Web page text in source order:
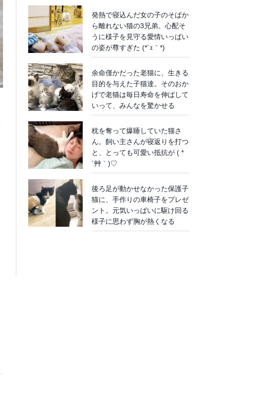
発熱で寝込んだ女の子のそばか
ら離れない猫の3兄弟。心配そ
うに様子を見守る愛情いっぱい
の姿が尊すぎた (*´ｪ｀*)
余命僅かだった老猫に、生きる
目的を与えた子猫達。そのおか
げで老猫は毎日寿命を伸ばして
いって、みんなを驚かせる
枕を奪って爆睡していた猫さ
ん。飼い主さんが寝返りを打つ
と、とっても可愛い抵抗が ( *
´艸｀)♡
後ろ足が動かせなかった保護子
猫に、手作りの車椅子をプレゼ
ント。元気いっぱいに駆け回る
様子に思わず胸が熱くなる